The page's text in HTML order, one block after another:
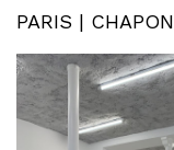
PARIS | CHAPON